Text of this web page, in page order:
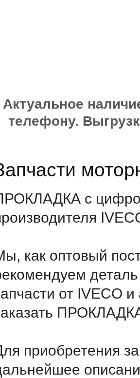
Актуальное
телефону.
с
как оптовый
от IVECO
приобретения